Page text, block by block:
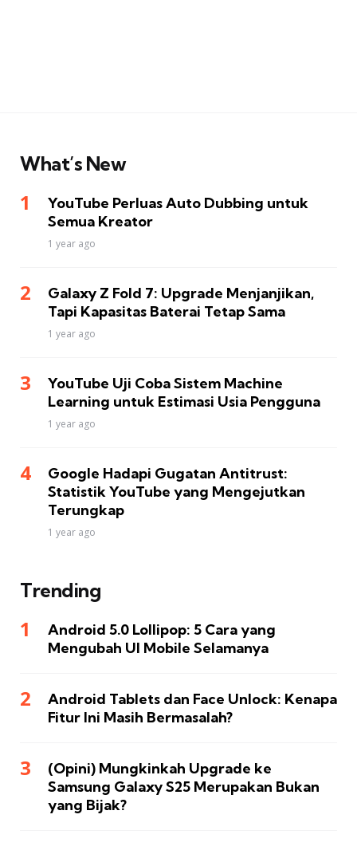
What’s New
YouTube Perluas Auto Dubbing untuk
Semua Kreator
1 year ago
Galaxy Z Fold 7: Upgrade Menjanjikan,
Tapi Kapasitas Baterai Tetap Sama
1 year ago
YouTube Uji Coba Sistem Machine
Learning untuk Estimasi Usia Pengguna
1 year ago
Google Hadapi Gugatan Antitrust:
Statistik YouTube yang Mengejutkan
Terungkap
1 year ago
Trending
Android 5.0 Lollipop: 5 Cara yang
Mengubah UI Mobile Selamanya
Android Tablets dan Face Unlock: Kenapa
Fitur Ini Masih Bermasalah?
(Opini) Mungkinkah Upgrade ke
Samsung Galaxy S25 Merupakan Bukan
yang Bijak?